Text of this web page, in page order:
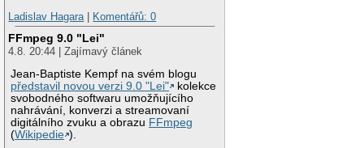
Ladislav Hagara| Komentářů: 0
FFmpeg 9.0 "Lei"
4.8. 20:44 | Zajímavý článek
Jean-Baptiste Kempf na svém blogu
představil novou verzi 9.0 "Lei"
kolekce
svobodného softwaru umožňujícího
nahrávání, konverzi a streamovaní
digitálního zvuku a obrazu FFmpeg
(Wikipedie ).